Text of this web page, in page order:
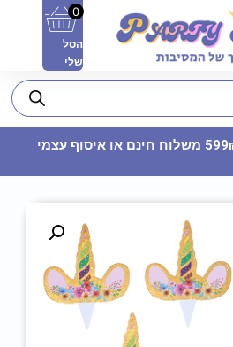
מדבקות עגולות - ‏‏פסח כשר ושמח
(12 יח')
0
הסל
שלי